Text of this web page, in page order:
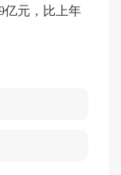
亿元，比上年